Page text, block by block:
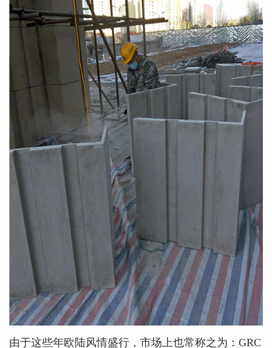
由于这些年欧陆风情盛行，市场上也常称之为：GRC